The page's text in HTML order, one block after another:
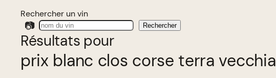
Rechercher un vin
📷 Rechercher
Résultats pour
prix blanc clos corse terra vecchia